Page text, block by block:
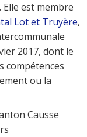
Elle est membre
Lot et Truyère,
2017, dont le
compétences
ou la
Causse